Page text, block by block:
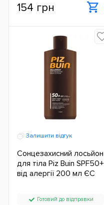
154 грн
Залишити відгук
Сонцезахисний лосьйон
для тіла Piz Buin SPF50+
від алергії 200 мл ЄС
Готовий до відправки